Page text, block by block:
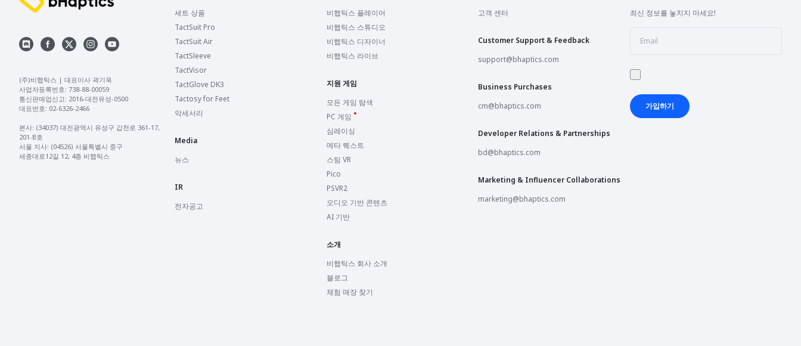
(주)비햅틱스 | 대표이사 곽기욱
사업자등록번호: 738-88-00059
통신판매업신고: 2016-대전유성-0500
대표번호: 02-6326-2466
본사: (34037) 대전광역시 유성구 갑천로 361-17,
201-B호
서울 지사: (04526) 서울특별시 중구
세종대로12길 12, 4층 비햅틱스
세트 상품
TactSuit Pro
TactSuit Air
TactSleeve
TactVisor
TactGlove DK3
Tactosy for Feet
악세서리
Media
뉴스
IR
전자공고
비햅틱스 플레이어
비햅틱스 스튜디오
비햅틱스 디자이너
비햅틱스 라이브
지원 게임
모든 게임 탐색
PC 게임
심레이싱
메타 퀘스트
스팀 VR
Pico
PSVR2
오디오 기반 콘텐츠
AI 기반
소개
비햅틱스 회사 소개
블로그
체험 매장 찾기
고객 센터
Customer Support & Feedback
support@bhaptics.com
Business Purchases
cm@bhaptics.com
Developer Relations & Partnerships
bd@bhaptics.com
Marketing & Influencer Collaborations
marketing@bhaptics.com
최신 정보를 놓치지 마세요!
가입하기